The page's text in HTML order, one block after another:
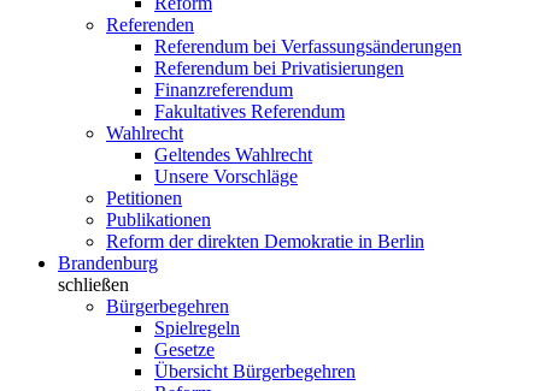
Referenden
Referendum bei Verfassungsänderungen
Referendum bei Privatisierungen
Finanzreferendum
Fakultatives Referendum
Wahlrecht
Geltendes Wahlrecht
Unsere Vorschläge
Petitionen
Publikationen
Reform der direkten Demokratie in Berlin
Brandenburg
schließen
Bürgerbegehren
Spielregeln
Gesetze
Übersicht Bürgerbegehren